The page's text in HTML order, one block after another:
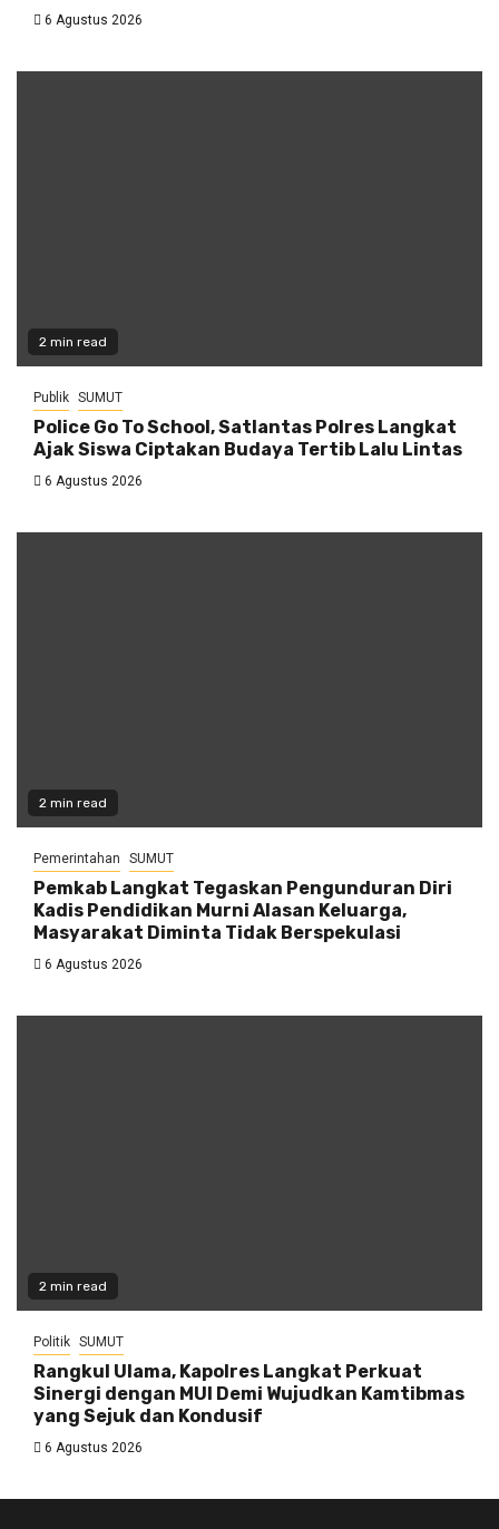
6 Agustus 2026
2 min read
Publik SUMUT
Police Go To School, Satlantas Polres Langkat
Ajak Siswa Ciptakan Budaya Tertib Lalu Lintas
6 Agustus 2026
2 min read
Pemerintahan SUMUT
Pemkab Langkat Tegaskan Pengunduran Diri
Kadis Pendidikan Murni Alasan Keluarga,
Masyarakat Diminta Tidak Berspekulasi
6 Agustus 2026
2 min read
Politik SUMUT
Rangkul Ulama, Kapolres Langkat Perkuat
Sinergi dengan MUI Demi Wujudkan Kamtibmas
yang Sejuk dan Kondusif
6 Agustus 2026